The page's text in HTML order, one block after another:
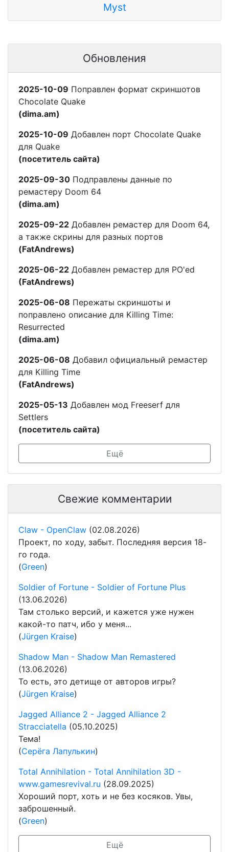
Myst
Обновления
2025-10-09 Поправлен формат скриншотов
Chocolate Quake
(dima.am)
2025-10-09 Добавлен порт Chocolate Quake
для Quake
(посетитель сайта)
2025-09-30 Подправлены данные по
ремастеру Doom 64
(dima.am)
2025-09-22 Добавлен ремастер для Doom 64,
а также скрины для разных портов
(FatAndrews)
2025-06-22 Добавлен ремастер для PO'ed
(FatAndrews)
2025-06-08 Пережаты скриншоты и
поправлено описание для Killing Time:
Resurrected
(dima.am)
2025-06-08 Добавил официальный ремастер
для Killing Time
(FatAndrews)
2025-05-13 Добавлен мод Freeserf для
Settlers
(посетитель сайта)
Ещё
Свежие комментарии
Claw - OpenClaw (02.08.2026)
Проект, по ходу, забыт. Последняя версия 18-
го года.
(Green)
Soldier of Fortune - Soldier of Fortune Plus
(13.06.2026)
Там столько версий, и кажется уже нужен
какой-то патч, ибо у меня...
(Jürgen Kraise)
Shadow Man - Shadow Man Remastered
(13.06.2026)
То есть, это детище от авторов игры?
(Jürgen Kraise)
Jagged Alliance 2 - Jagged Alliance 2
Stracciatella (05.10.2025)
Тема!
(Серёга Лапулькин)
Total Annihilation - Total Annihilation 3D -
www.gamesrevival.ru (28.09.2025)
Хороший порт, хоть и не без косяков. Увы,
заброшенный.
(Green)
Ещё